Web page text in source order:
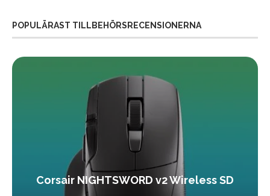
POPULÄRAST TILLBEHÖRSRECENSIONERNA
Corsair NIGHTSWORD v2 Wireless SD